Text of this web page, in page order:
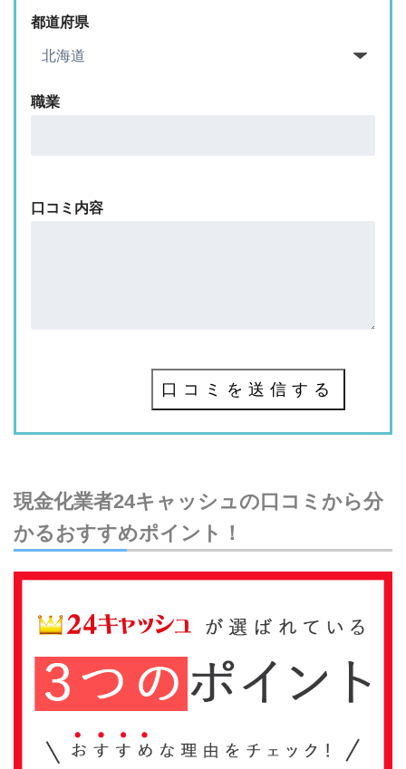
都道府県
職業
口コミ内容
口コミを送信する
現金化業者24キャッシュの口コミから分
かるおすすめポイント！